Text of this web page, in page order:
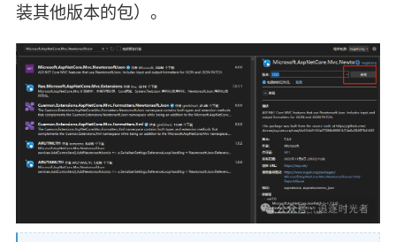
装其他版本的包）。